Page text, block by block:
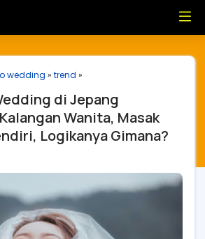
wedding » trend »
di Jepang
Wanita, Masak
Logikanya Gimana?